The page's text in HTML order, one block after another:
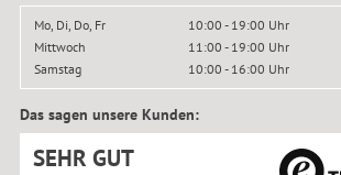
Mo, Di, Do, Fr
10:00 - 19:00 Uhr
Mittwoch
11:00 - 19:00 Uhr
Samstag
10:00 - 16:00 Uhr
Das sagen unsere Kunden:
SEHR GUT